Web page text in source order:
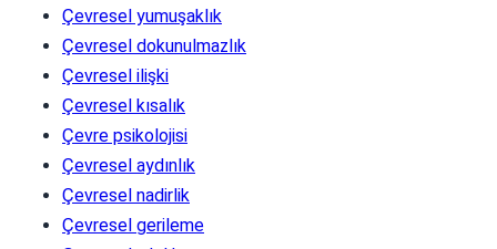
Çevresel yumuşaklık
Çevresel dokunulmazlık
Çevresel ilişki
Çevresel kısalık
Çevre psikolojisi
Çevresel aydınlık
Çevresel nadirlik
Çevresel gerileme